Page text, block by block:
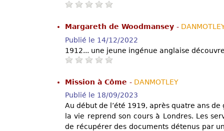
Margareth de Woodmansey -
Publié le 14/12/2022
1912... une jeune ingénue anglaise
Mission à Côme - DANMOTLEY
Publié le 18/09/2023
Au début de l’été 1919, après quatre ans
la vie reprend son cours à Londres. Les
de récupérer des documents détenus par